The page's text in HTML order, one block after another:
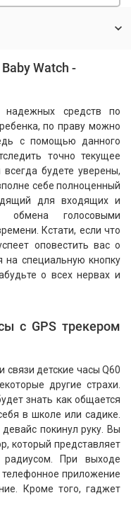
Watch -
средств по
по праву можно
с помощью данного
точно текущее
будете уверены,
себе полноценный
для входящих и
голосовыми
Кстати, если что
оповестить вас о
на специальную кнопку
о всех нервах и
c GPS трекером
детские часы Q60
другие страхи.
знать как общается
в школе или садике.
покинул руку. Вы
который представляет
При выходе
приложение
Кроме того, гаджет